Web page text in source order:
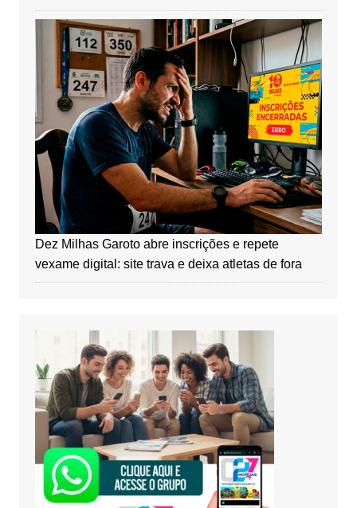
Dez Milhas Garoto abre inscrições e repete
vexame digital: site trava e deixa atletas de fora